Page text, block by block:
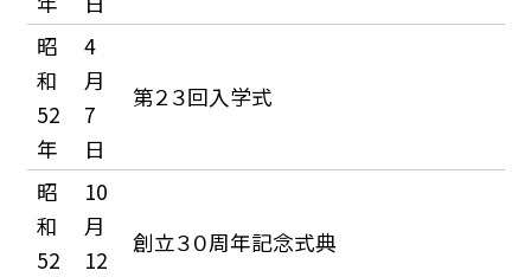
昭
和
52
年
4
月
7
日
第２３回入学式
昭
和
52
10
月
12
創立３０周年記念式典